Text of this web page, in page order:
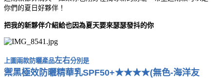
你們的夏日好夥伴！
把我的新夥伴介紹給也因為夏天要來瑟瑟發抖的你
上圖兩款防曬產品左右分別是
禦黑極效防曬精華乳SPF50+★★★★(無色-海洋友